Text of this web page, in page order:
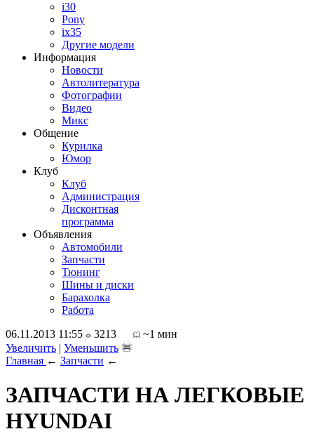
i30
Pony
ix35
Другие модели
Информация
Новости
Автолитература
Фотографии
Видео
Микс
Общение
Курилка
Юмор
Клуб
Клуб
Администрация
Дисконтная
программа
Объявления
Автомобили
Запчасти
Тюнинг
Шины и диски
Барахолка
Работа
06.11.2013 11:55
3213
~1 мин
Увеличить | Уменьшить
Главная ← Запчасти ←
ЗАПЧАСТИ НА ЛЕГКОВЫЕ
HYUNDAI